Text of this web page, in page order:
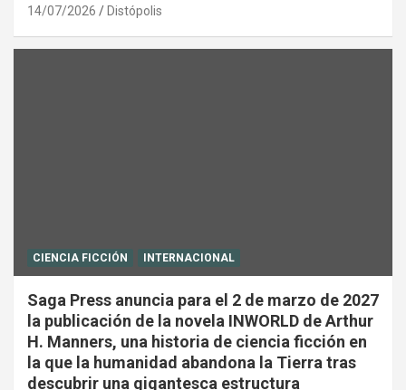
14/07/2026 Distópolis
CIENCIA FICCIÓN INTERNACIONAL
Saga Press anuncia para el 2 de marzo de 2027
la publicación de la novela INWORLD de Arthur
H. Manners, una historia de ciencia ficción en
la que la humanidad abandona la Tierra tras
descubrir una gigantesca estructura